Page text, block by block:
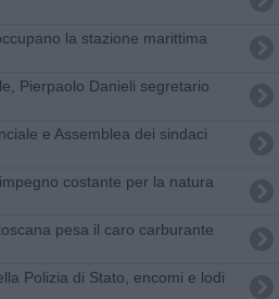
la stazione marittima
Pierpaolo Danieli segretario
e Assemblea dei sindaci
costante per la natura
pesa il caro carburante
Polizia di Stato, encomi e lodi